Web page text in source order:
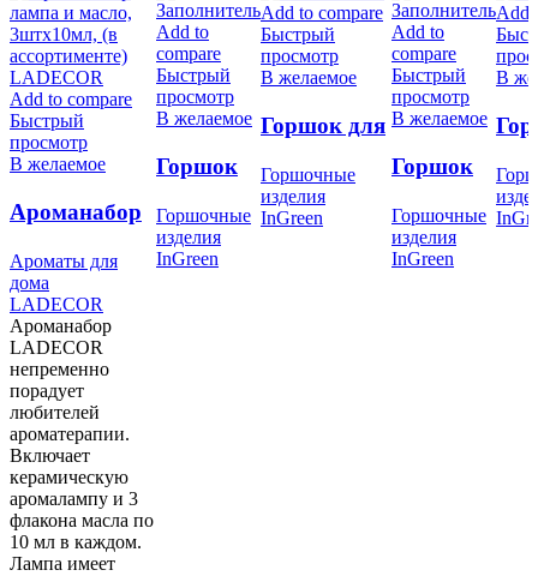
Add to compare
Быстрый
просмотр
В желаемое
Ароманабор
масло,
3штx10мл, (в
ассортименте)
LADECOR
Ароматы для
дома
LADECOR
Ароманабор
LADECOR
непременно
порадует
любителей
ароматерапии.
Включает
керамическую
аромалампу и 3
флакона масла по
10 мл в каждом.
Лампа имеет
Add to
compare
Быстрый
просмотр
В желаемое
Горшок
цветов
London
Горшочные
изделия
InGreen
Add to compare
Быстрый
просмотр
В желаемое
Горшок для
London
D=125мм
Горшочные
изделия
InGreen
Add to
compare
Быстрый
просмотр
В желаемое
Горшок
цветов
London
Горшочные
изделия
InGreen
Add
В